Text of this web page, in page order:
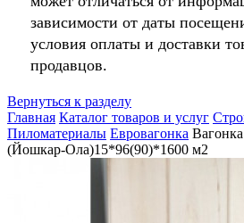
зависимости от даты
условия оплаты и доставки
продавцов.
Вернуться к разделу
Главная Каталог товаров и услуг
Пиломатериалы Евровагонка
(Йошкар-Ола)15*96(90)*1600 м2